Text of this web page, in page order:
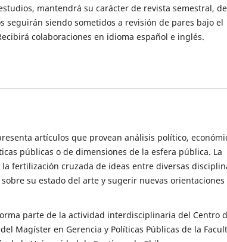
mantendrá su carácter de revista semestral, de
seguirán siendo sometidos a revisión de pares bajo el
colaboraciones en idioma español e inglés.
artículos que provean análisis político,
públicas o de dimensiones de la esfera pública. La
fertilización cruzada de ideas entre diversas
su estado del arte y sugerir nuevas orientaciones
parte de la actividad interdisciplinaria del Centro
Magíster en Gerencia y Políticas Públicas de la